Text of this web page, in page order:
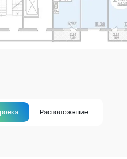
Расположение